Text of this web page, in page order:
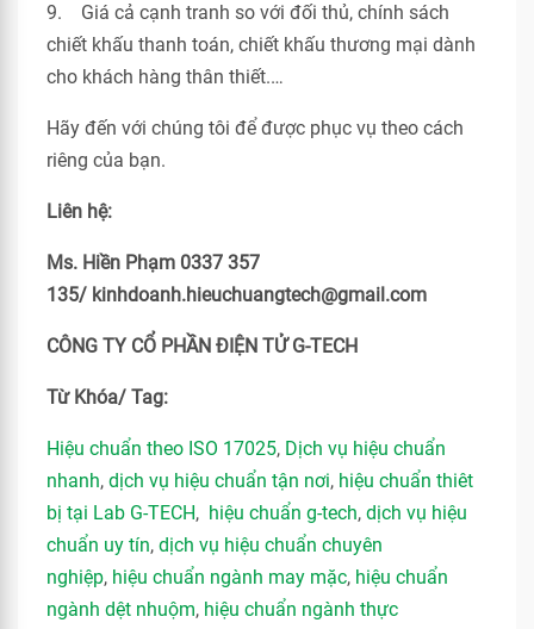
9. Giá cả cạnh tranh so với đối thủ, chính sách
chiết khấu thanh toán, chiết khấu thương mại dành
cho khách hàng thân thiết.…
Hãy đến với chúng tôi để được phục vụ theo cách
riêng của bạn.
Liên hệ:
Ms. Hiền Phạm 0337 357
135/ kinhdoanh.hieuchuangtech@gmail.com
CÔNG TY CỔ PHẦN ĐIỆN TỬ G-TECH
Từ Khóa/ Tag:
Hiệu chuẩn theo ISO 17025, Dịch vụ hiệu chuẩn
nhanh, dịch vụ hiệu chuẩn tận nơi, hiệu chuẩn thiêt
bị tại Lab G-TECH, hiệu chuẩn g-tech, dịch vụ hiệu
chuẩn uy tín, dịch vụ hiệu chuẩn chuyên
nghiệp, hiệu chuẩn ngành may mặc, hiệu chuẩn
ngành dệt nhuộm, hiệu chuẩn ngành thực